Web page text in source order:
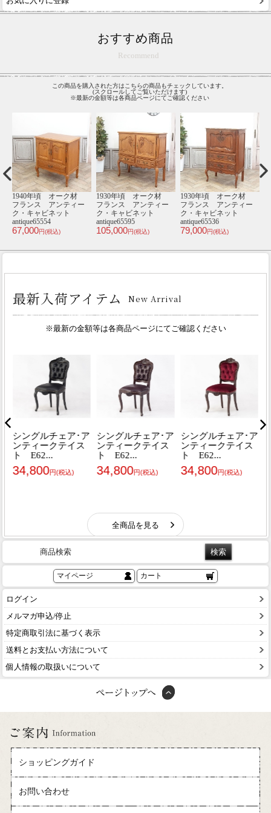
おすすめ商品
Recommend
この商品を購入された方はこちらの商品もチェックしています。
(スクロールしてご覧いただけます)
※最新の金額等は各商品ページにてご確認ください
1930年頃 オーク材
フランス アンティー
ク・キャビネット
antique65594
77,000円(税込)
1940年頃 オーク材
フランス アンティー
ク・キャビネット
antique65626
65,000円(税込)
1930年頃 オーク材
フランス アンティー
ク・キャビネット
antique65628
72,000円(税込)
商品検索
マイページ カート
ログイン
メルマガ申込/停止
特定商取引法に基づく表示
送料とお支払い方法について
個人情報の取扱いについて
ショッピングガイド
お問い合わせ